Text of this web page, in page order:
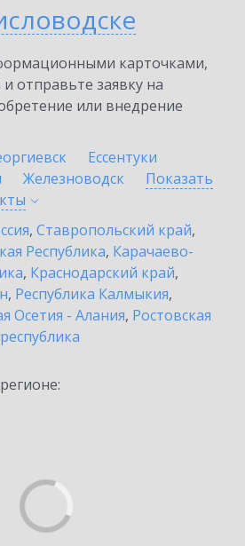
карточками,
отправьте заявку на
или внедрение
Ессентуки
Железноводск
Показать
, Ставропольский край,
Республика, Карачаево-
, Краснодарский край,
, Республика Калмыкия,
Осетия - Алания, Ростовская